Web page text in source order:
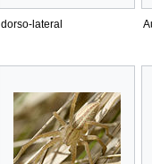
dorso-lateral